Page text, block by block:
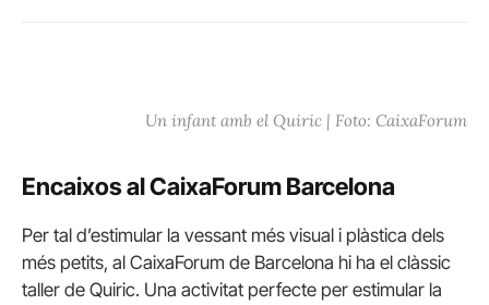
Un infant amb el Quiric | Foto: CaixaForum
Encaixos al CaixaForum Barcelona
Per tal d’estimular la vessant més visual i plàstica dels
més petits, al CaixaForum de Barcelona hi ha el clàssic
taller de Quiric. Una activitat perfecte per estimular la